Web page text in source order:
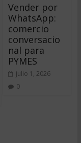
Vender por
WhatsApp:
comercio
conversacio
nal para
PYMES
julio 1, 2026
0